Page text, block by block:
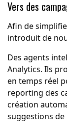
Vers des
Afin de
introduit de
Des agents
Analytics. Ils
en temps réel
reporting des
création
suggestions de